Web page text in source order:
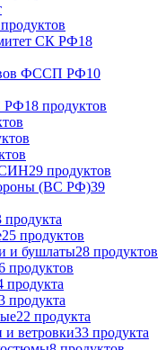
СК РФ18
ФССП РФ10
РФ18 продуктов
29 продуктов
(ВС РФ)39
продукта
25 продуктов
и бушлаты28 продуктов
продуктов
продукта
продукта
22 продукта
ветровки33 продукта